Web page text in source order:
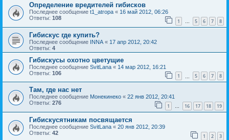
Определение вредителей гибисков
Последнее сообщение t1_atropa « 16 май 2012, 06:26
Ответы: 108 1 … 5 6 7 8
Гибискус где купить?
Последнее сообщение INNA « 17 апр 2012, 20:42
Ответы: 4
Гибискусы охотно цветущие
Последнее сообщение SvitLana « 14 мар 2012, 16:21
Ответы: 106 1 5 6 7 8
Там, где нас нет
Последнее сообщение Монекинеко « 22 янв 2012, 20:41
Ответы: 276 1 … 16 17 18 19
Гибискусятникам посвящается
Последнее сообщение SvitLana « 20 янв 2012, 20:39
Ответы: 42 1 2 3